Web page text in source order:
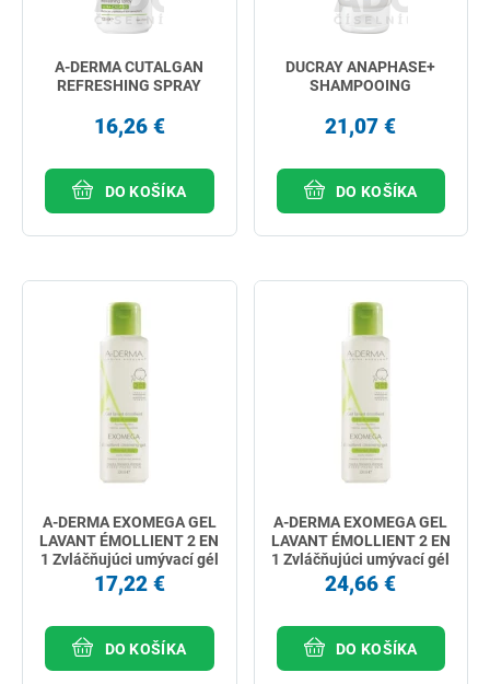
A-DERMA CUTALGAN
REFRESHING SPRAY
16,26 €
DO KOŠÍKA
DUCRAY ANAPHASE+
SHAMPOOING
21,07 €
DO KOŠÍKA
A-DERMA EXOMEGA GEL
LAVANT ÉMOLLIENT 2 EN
1 Zvláčňujúci umývací gél
2v1 na telo a vlasy 200 ml
17,22 €
DO KOŠÍKA
A-DERMA EXOMEGA GEL
LAVANT ÉMOLLIENT 2 EN
1 Zvláčňujúci umývací gél
2v1 na telo a vlasy 500 ml
24,66 €
DO KOŠÍKA